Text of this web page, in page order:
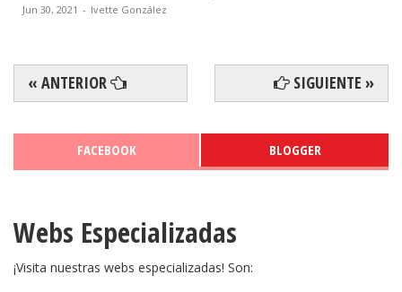
Jun 30, 2021 - Ivette González
« ANTERIOR SIGUIENTE »
FACEBOOK BLOGGER
Webs Especializadas
¡Visita nuestras webs especializadas! Son: